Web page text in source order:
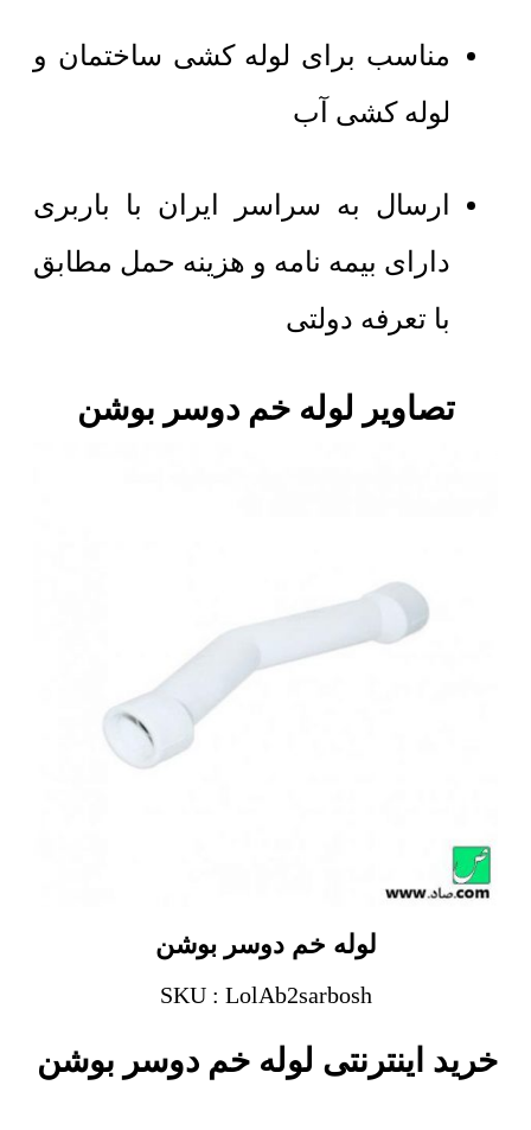
مناسب برای لوله کشی ساختمان و
لوله کشی آب
ارسال به سراسر ایران با باربری
دارای بیمه نامه و هزینه حمل مطابق
با تعرفه دولتی
تصاویر لوله خم دوسر بوشن
لوله خم دوسر بوشن
SKU : LolAb2sarbosh
خرید اینترنتی لوله خم دوسر بوشن